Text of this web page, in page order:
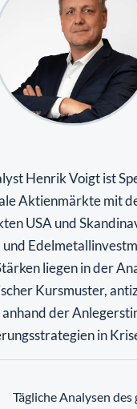
Henrik Voigt ist
Aktienmärkte mit
USA und
liegen in der
Kursmuster,
der
in
Tägliche Analysen des